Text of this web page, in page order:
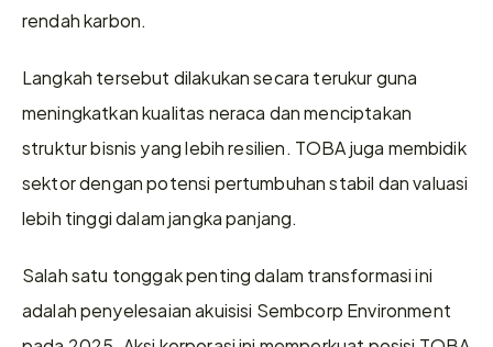
rendah karbon.
Langkah tersebut dilakukan secara terukur guna
meningkatkan kualitas neraca dan menciptakan
struktur bisnis yang lebih resilien. TOBA juga membidik
sektor dengan potensi pertumbuhan stabil dan valuasi
lebih tinggi dalam jangka panjang.
Salah satu tonggak penting dalam transformasi ini
adalah penyelesaian akuisisi Sembcorp Environment